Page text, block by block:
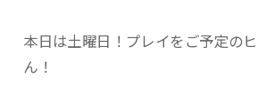
本日は土曜日！プレイをご予定の
ん！